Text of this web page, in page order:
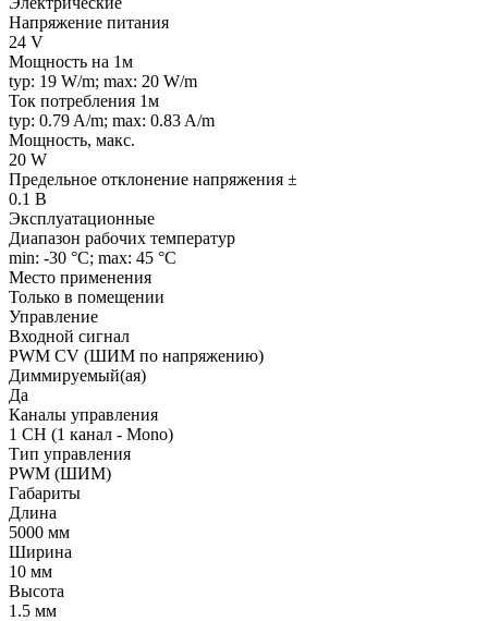
Напряжение питания
24 V
Мощность на 1м
typ: 19 W/m; max: 20 W/m
Ток потребления 1м
typ: 0.79 A/m; max: 0.83 A/m
Мощность, макс.
20 W
Предельное отклонение напряжения ±
0.1 В
Эксплуатационные
Диапазон рабочих температур
min: -30 °C; max: 45 °C
Место применения
Только в помещении
Управление
Входной сигнал
PWM СV (ШИМ по напряжению)
Диммируемый(ая)
Да
Каналы управления
1 CH (1 канал - Mono)
Тип управления
PWM (ШИМ)
Габариты
Длина
5000 мм
Ширина
10 мм
Высота
1.5 мм